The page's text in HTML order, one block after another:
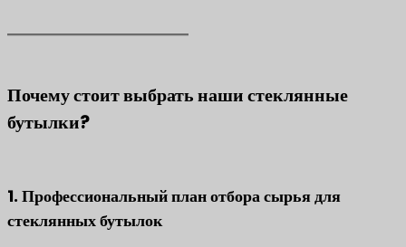
Почему стоит выбрать наши стеклянные
бутылки?
1. Профессиональный план отбора сырья для
стеклянных бутылок